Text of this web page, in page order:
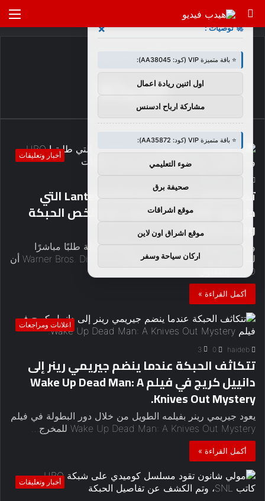
بحث
عن
الرئيسية
الحبكة
أخبار وتعليقات
haideb
تم الكشف عن سلسلة Lanterns DCU التي
طلبتها HBO، وتم الكشف عن ملخص الحبكة
وعدد الحلقات
وحدة التنسيق DC الفوانيس تم منح السلسلة طلبًا مباشرًا
للمسلسل من HBO. أعلنت شركة Warner Bros. Discovery أن
HBO، بالتعاون…
أكمل القراءة »
اعلانات ومراجعات
haideb
0
3
تتكاثف الحبكة عندما ينضم جيريمي رينر إلى
دانييل كريج في فيلم Wake Up Dead Man: A
Knives Out Mystery.
يعود جيريمي رينر بفيلمه الطويل من خلال دور البطولة في فيلم
Wake Up Dead Man: A Knives Out Mystery للمخرج…
أكمل القراءة »
أخبار وتعليقات
🚀 توصيات : ×
⭐ باقة متميزة VIP (كود: AA38045):
اول اثنين ريادة اعمال
مشاركة ارباح ادسنس
⭐ باقة متميزة VIP (كود: AA35872):
ضوء التعليمي
صحيفة برق
موقع اشراقات
موقع اشراق اون لاين
اركان سياحة وسفر